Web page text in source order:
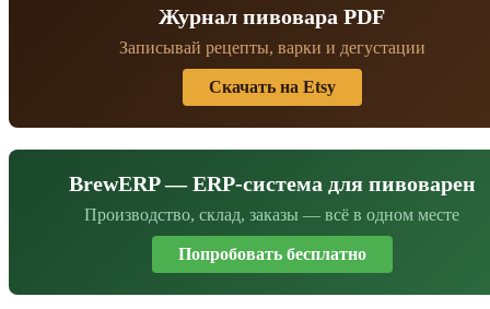
Журнал пивовара PDF
Записывай рецепты, варки и дегустации
Скачать на Etsy
BrewERP — ERP-система для пивоварен
Производство, склад, заказы — всё в одном месте
Попробовать бесплатно